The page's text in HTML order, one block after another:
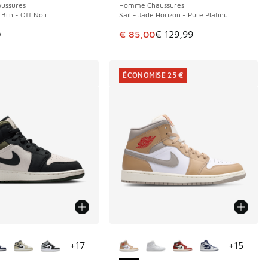
Brn - Off Noir
Homme Chaussures
Sail - Jade Horizon - Pure Platinu
Cet article est en promotion.
€ 85,00€ 129,99
+17
+15
ÉCONOMISE 25 €